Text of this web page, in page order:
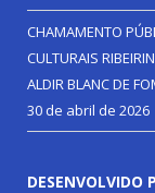
CHAMAMENTO
CULTURAIS
ALDIR BLANC DE
30 de abril de 2026
DESENVOLVIDO